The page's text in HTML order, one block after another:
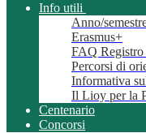
Info utili
Anno/
Erasmus+
FAQ
Percorsi di
Informativa
Il Lioy per la
Centenario
Concorsi